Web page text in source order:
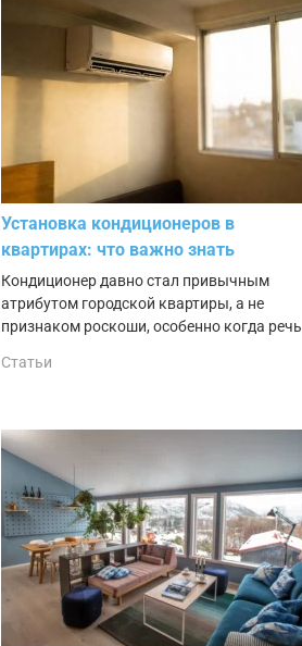
Установка кондиционеров в
квартирах: что важно знать
Кондиционер давно стал привычным
атрибутом городской квартиры, а не
признаком роскоши, особенно когда речь
Статьи